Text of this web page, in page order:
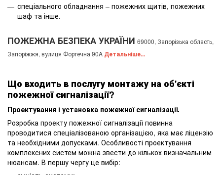
спеціального обладнання – пожежних щитів, пожежних
шаф та інше.
ПОЖЕЖНА БЕЗПЕКА УКРАЇНИ 69000, Запорізька область,
Запоріжжя, вулиця Фортечна 90A Детальніше...
Що входить в послугу монтажу на об'єкті
пожежної сигналізації?
Проектування і установка пожежної сигналізації.
Розробка проекту пожежної сигналізації повинна
проводитися спеціалізованою організацією, яка має ліцензію
та необхідними допусками. Особливості проектування
комплексних систем можна звести до кількох визначальним
нюансам. В першу чергу це вибір: